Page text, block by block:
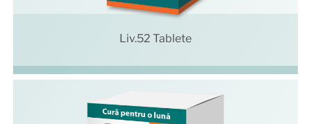
Liv.52 Tablete